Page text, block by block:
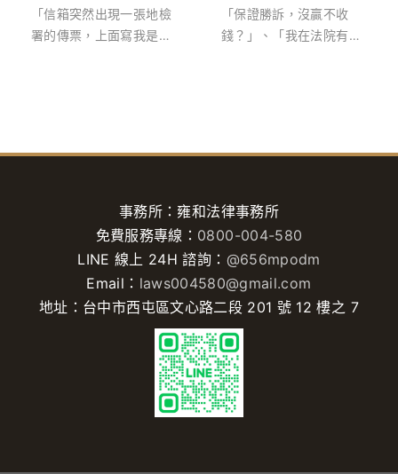
程、身分確認與律師陪
偵全攻略
「信箱突然出現一張地檢
署的傳票，上面寫我是被
書 vs. 律師權限差異與
委任關鍵
「保證勝訴，沒贏不收
錢？」、「我在法院有關
事務所：雍和法律事務所
免費服務專線： 0800-004-580
LINE 線上 24H 諮詢： @656mpodm
Email： laws004580@gmail.com
地址：台中市西屯區文心路二段 201 號 12 樓之 7